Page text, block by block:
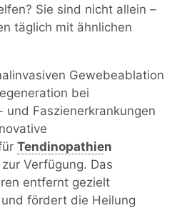
Sie sind nicht allein –
täglich mit ähnlichen
Gewebeablation
bei
und Faszienerkrankungen
Tendinopathien
Verfügung. Das
entfernt gezielt
fördert die Heilung